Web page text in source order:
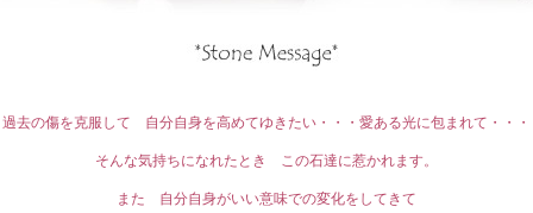
過去の傷を克服して 自分自身を高めてゆきたい・・・愛ある光に包まれて・・・
そんな気持ちになれたとき この石達に惹かれます。
また 自分自身がいい意味での変化をしてきて